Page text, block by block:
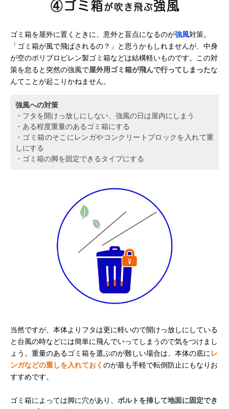
ゴミ箱を屋外に置くときに、意外と盲点になるのが強風対策。
「ゴミ箱が風で飛ばされるの？」と思うかもしれませんが、中身
が空のポリプロピレン製ゴミ箱などは結構軽いものです。この対
策を怠ると突然の強風で屋外用ゴミ箱が飛んで行ってしまったな
んてことが起こりかねません。
強風への対策
・フタを開けっ放しにしない、強風の日は屋内にしまう
・ある程度重量のあるゴミ箱にする
・ゴミ箱のそこにレンガやコンクリートブロックを入れて重
しにする
・ゴミ箱の脚を固定できるタイプにする
当然ですが、本体よりフタは更に軽いので開けっ放しにしている
と台風の時などには簡単に飛んでいってしまうので気をつけまし
ょう。重量のあるゴミ箱を選ぶのが難しい場合は、本体の底に レ
ンガなどの重しを入れておく のが最も手軽で転倒防止にもなりお
すすめです。
ゴミ箱によっては脚に穴があり、 ボルトを挿して地面に固定でき